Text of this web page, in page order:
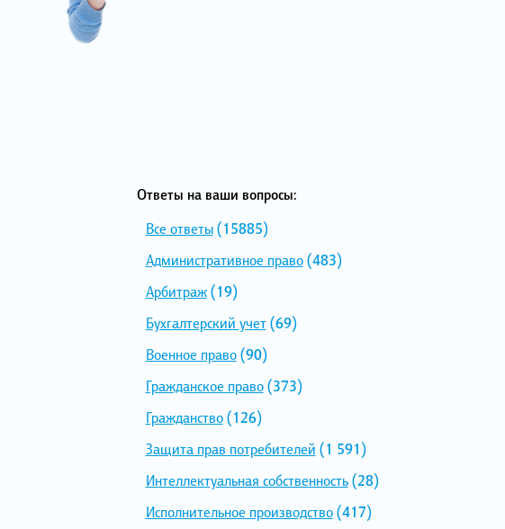
Ответы на ваши вопросы:
Все ответы(15885)
Административное право(483)
Арбитраж(19)
Бухгалтерский учет(69)
Военное право(90)
Гражданское право(373)
Гражданство(126)
Защита прав потребителей (1 591)
Интеллектуальная собственность(28)
Исполнительное производство(417)